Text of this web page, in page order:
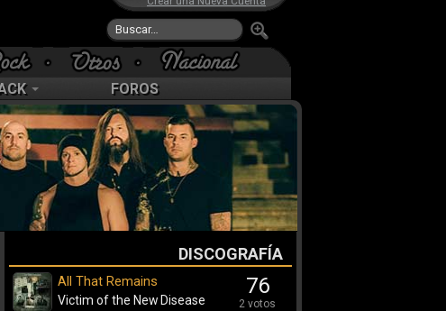
FOROS
DISCOGRAFÍA
76
2 votos
All That Remains
Victim of the New Disease